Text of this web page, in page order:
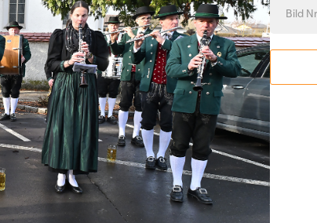
Bild